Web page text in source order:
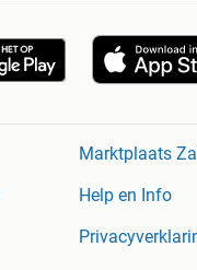
Marktplaats
Help en Info